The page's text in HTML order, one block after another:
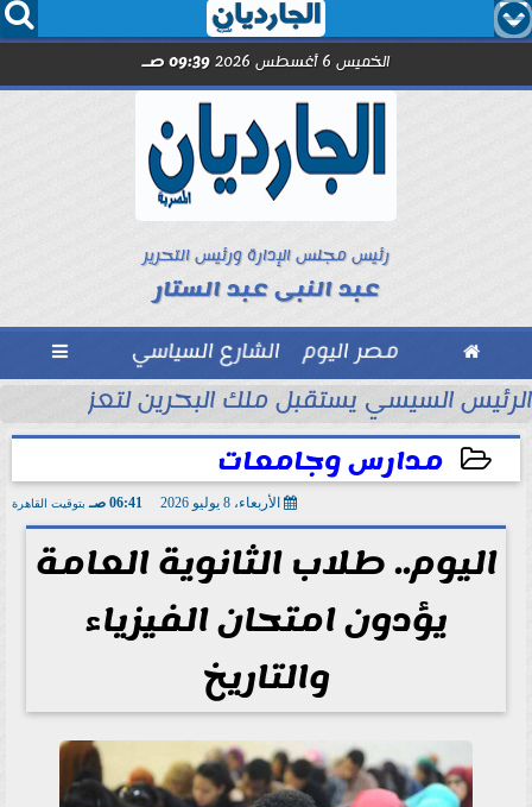
  
الخميس 6 أغسطس 2026 09:39 صـ
رئيس مجلس الإدارة ورئيس التحرير
عبد النبى عبد الستار
 مصر اليوم الشارع السياسي 
السكندري فى الأسبوع الأول
الرئيس السيسي يستقبل ملك البحرين لتعزيز
مدارس وجامعات
الأربعاء، 8 يوليو 2026 06:41 صـ بتوقيت القاهرة
اليوم.. طلاب الثانوية العامة
يؤدون امتحان الفيزياء
والتاريخ